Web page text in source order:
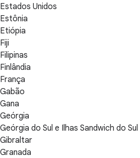
Estados Unidos
Estônia
Etiópia
Fiji
Filipinas
Finlândia
França
Gabão
Gana
Geórgia
Geórgia do Sul e Ilhas Sandwich do Sul
Gibraltar
Granada